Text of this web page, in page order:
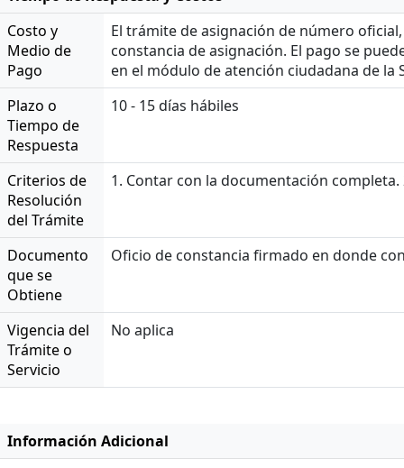
Costo y
Medio de
Pago
El trámite de asignación de número
constancia de asignación. El pago se
en el módulo de atención ciudadana de la
Plazo o
Tiempo de
Respuesta
10 - 15 días hábiles
Criterios de
Resolución
del Trámite
1. Contar con la documentación
Documento
que se
Obtiene
Oficio de constancia firmado en donde
Vigencia del
Trámite o
Servicio
No aplica
Información Adicional